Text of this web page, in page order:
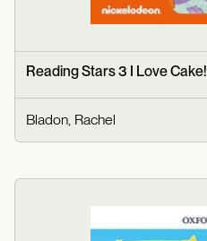
Reading Stars 3 I Love Cake!
Bladon, Rachel